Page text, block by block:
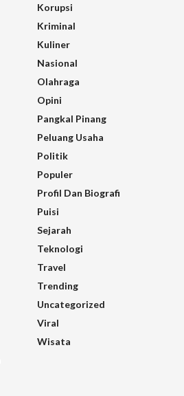
Korupsi
Kriminal
Kuliner
Nasional
Olahraga
Opini
Pangkal Pinang
Peluang Usaha
Politik
Populer
Profil Dan Biografi
Puisi
Sejarah
Teknologi
Travel
Trending
Uncategorized
Viral
Wisata